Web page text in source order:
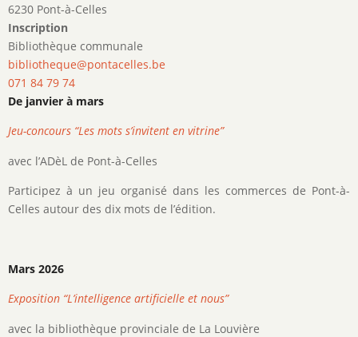
6230 Pont-à-Celles
Inscription
Bibliothèque communale
bibliotheque@pontacelles.be
071 84 79 74
De janvier à mars
Jeu-concours “Les mots s’invitent en vitrine”
avec l’ADèL de Pont-à-Celles
Participez à un jeu organisé dans les commerces de Pont-à-
Celles autour des dix mots de l’édition.
Mars 2026
Exposition “L’intelligence artificielle et nous”
avec la bibliothèque provinciale de La Louvière